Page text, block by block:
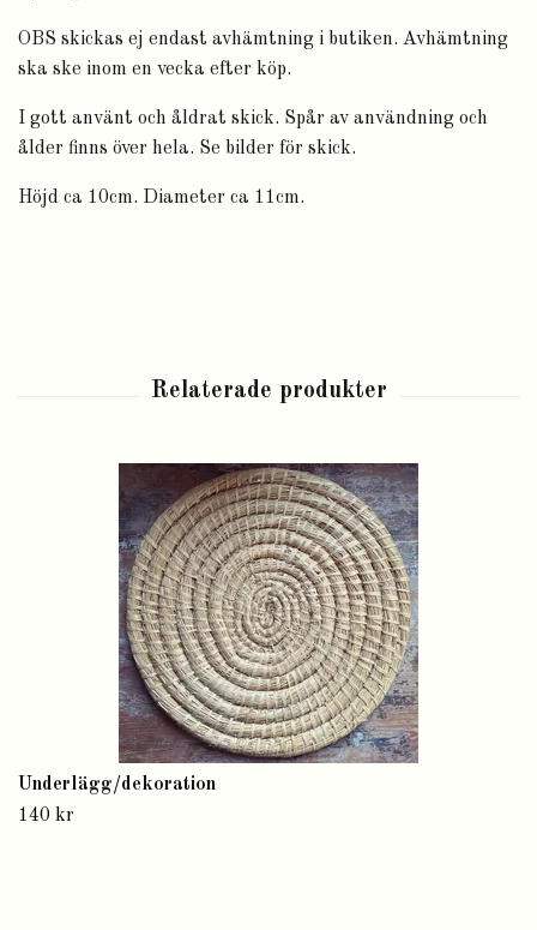
OBS skickas ej endast avhämtning i butiken. Avhämtning
ska ske inom en vecka efter köp.
I gott använt och åldrat skick. Spår av användning och
ålder finns över hela. Se bilder för skick.
Höjd ca 10cm. Diameter ca 11cm.
Underlägg/dekoration
140 kr